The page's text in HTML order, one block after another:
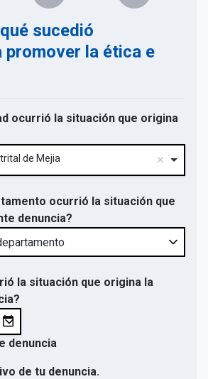
sucedió
promover la ética e
ocurrió la situación que origina
de Mejia
ocurrió la situación que
denuncia?
la situación que origina la
denuncia
de tu denuncia.